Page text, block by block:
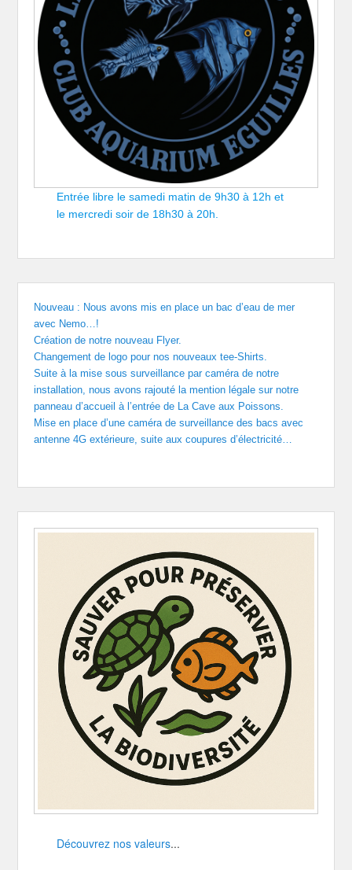
Entrée libre le samedi matin de 9h30 à 12h et
le mercredi soir de 18h30 à 20h.
Nouveau : Nous avons mis en place un bac d’eau de mer
avec Nemo…!
Création de notre nouveau Flyer.
Changement de logo pour nos nouveaux tee-Shirts.
Suite à la mise sous surveillance par caméra de notre
installation, nous avons rajouté la mention légale sur notre
panneau d’accueil à l’entrée de La Cave aux Poissons.
Mise en place d’une caméra de surveillance des bacs avec
antenne 4G extérieure, suite aux coupures d’électricité…
Découvrez nos valeurs...